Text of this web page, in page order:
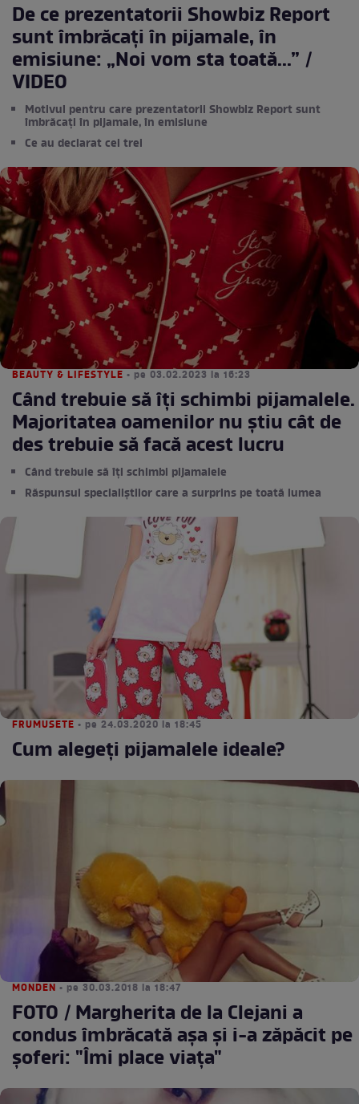
De ce prezentatorii Showbiz Report
sunt îmbrăcați în pijamale, în
emisiune: „Noi vom sta toată...” /
VIDEO
Motivul pentru care prezentatorii Showbiz Report sunt
îmbrăcați în pijamale, în emisiune
Ce au declarat cei trei
BEAUTY & LIFESTYLE • pe 03.02.2023 la 16:23
Când trebuie să îți schimbi pijamalele.
Majoritatea oamenilor nu știu cât de
des trebuie să facă acest lucru
Când trebuie să îți schimbi pijamalele
Răspunsul specialiștilor care a surprins pe toată lumea
FRUMUSETE • pe 24.03.2020 la 18:45
Cum alegeți pijamalele ideale?
MONDEN • pe 30.03.2018 la 18:47
FOTO / Margherita de la Clejani a
condus îmbrăcată aşa şi i-a zăpăcit pe
şoferi: "Îmi place viaţa"